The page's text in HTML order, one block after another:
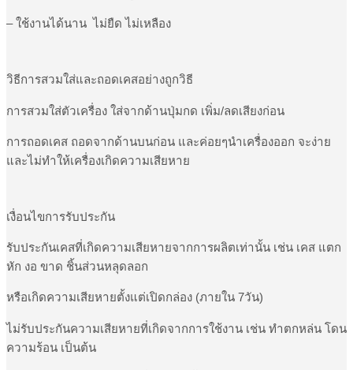
– ใช้งานได้นาน ไม่ยืด ไม่เหลือง
วิธีการสวมใส่และถอดเคสอย่างถูกวิธี
การสวมใส่ตัวเครื่อง ใส่จากด้านปุ่มกด เพิ่ม/ลดเสียงก่อน
การถอดเคส ถอดจากด้านบนก่อน และค่อยๆนำเครื่องออก จะง่าย
และไม่ทำให้เครื่องเกิดความเสียหาย
เงื่อนไขการรับประกัน
รับประกันเคสที่เกิดความเสียหายจากการผลิตเท่านั้น เช่น เคส แตก
หัก งอ ขาด ชิ้นส่วนหลุดลอก
หรือเกิดความเสียหายตั้งแต่เปิดกล่อง (ภายใน 7วัน)
ไม่รับประกันความเสียหายที่เกิดจากการใช้งาน เช่น ทำตกหล่น โดน
ความร้อน เป็นต้น